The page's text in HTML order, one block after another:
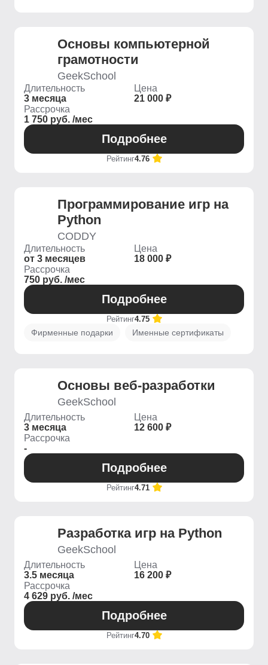
Основы компьютерной
грамотности
GeekSchool
Длительность
3 месяца
Цена
21 000 ₽
Рассрочка
1 750 руб. /мес
Подробнее
Рейтинг4.76
Программирование игр на
Python
CODDY
Длительность
от 3 месяцев
Цена
18 000 ₽
Рассрочка
750 руб. /мес
Подробнее
Рейтинг4.75
Фирменные подарки Именные сертификаты
Основы веб-разработки
GeekSchool
Длительность
3 месяца
Цена
12 600 ₽
Рассрочка
-
Подробнее
Рейтинг4.71
Разработка игр на Python
GeekSchool
Длительность
3.5 месяца
Цена
16 200 ₽
Рассрочка
4 629 руб. /мес
Подробнее
Рейтинг4.70